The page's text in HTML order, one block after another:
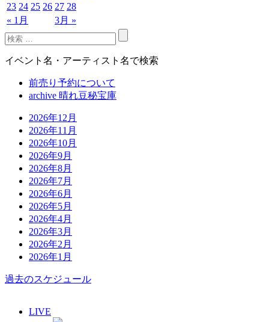
« 1月 3月 »
23 24 25 26 27 28
イベント名・アーティスト名で検索
前売り予約について
archive 晴れ豆秘宝庫
2026年12月
2026年11月
2026年10月
2026年9月
2026年8月
2026年7月
2026年6月
2026年5月
2026年4月
2026年3月
2026年2月
2026年1月
過去のスケジュール
LIVE